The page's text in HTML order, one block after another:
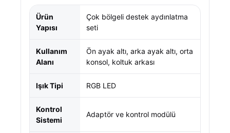
Ürün
Yapısı
Çok bölgeli destek aydınlatma
seti
Kullanım
Alanı
Ön ayak altı, arka ayak altı, orta
konsol, koltuk arkası
Işık Tipi RGB LED
Kontrol
Sistemi
Adaptör ve kontrol modülü